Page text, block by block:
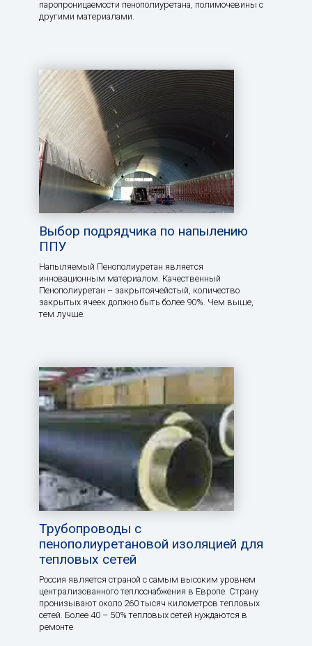
паропроницаемости пенополиуретана, полимочевины с
другими материалами.
Выбор подрядчика по напылению
ППУ
Напыляемый Пенополиуретан является
инновационным материалом. Качественный
Пенополиуретан – закрытоячейстый, количество
закрытых ячеек должно быть более 90%. Чем выше,
тем лучше.
Трубопроводы с
пенополиуретановой изоляцией для
тепловых сетей
Россия является страной с самым высоким уровнем
централизованного теплоснабжения в Европе. Страну
пронизывают около 260 тысяч километров тепловых
сетей. Более 40 – 50% тепловых сетей нуждаются в
ремонте